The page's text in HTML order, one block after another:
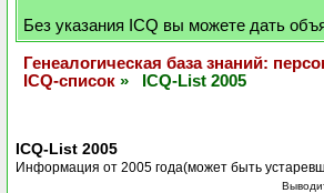
Без указания ICQ вы можете дать
Генеалогическая база знаний:
ICQ-список » ICQ-List 2005
ICQ-List 2005
Информация от 2005 года(может быть